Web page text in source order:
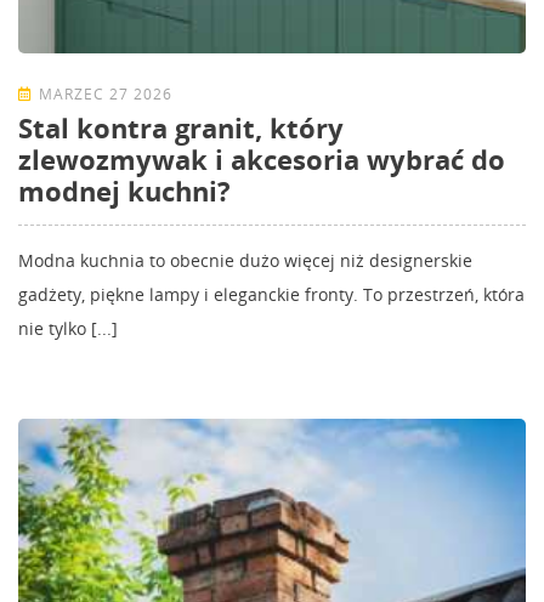
MARZEC 27 2026
Stal kontra granit, który
zlewozmywak i akcesoria wybrać do
modnej kuchni?
Modna kuchnia to obecnie dużo więcej niż designerskie
gadżety, piękne lampy i eleganckie fronty. To przestrzeń, która
nie tylko [...]